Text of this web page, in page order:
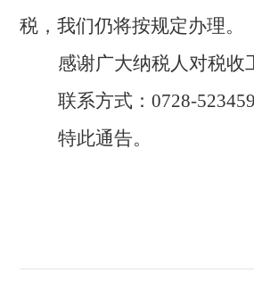
税，我们仍将按规定办理。
感谢广大纳税人对税收
联系方式：0728-
特此通告。